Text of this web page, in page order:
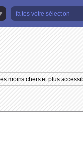
faites votre sélection
moins chers et plus